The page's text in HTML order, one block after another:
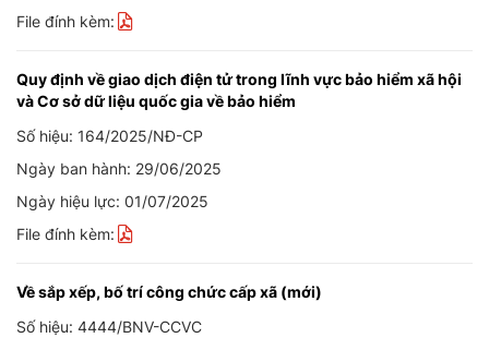
File đính kèm:
Quy định về giao dịch điện tử trong lĩnh vực bảo hiểm xã hội
và Cơ sở dữ liệu quốc gia về bảo hiểm
Số hiệu: 164/2025/NĐ-CP
Ngày ban hành: 29/06/2025
Ngày hiệu lực: 01/07/2025
File đính kèm:
Về sắp xếp, bố trí công chức cấp xã (mới)
Số hiệu: 4444/BNV-CCVC